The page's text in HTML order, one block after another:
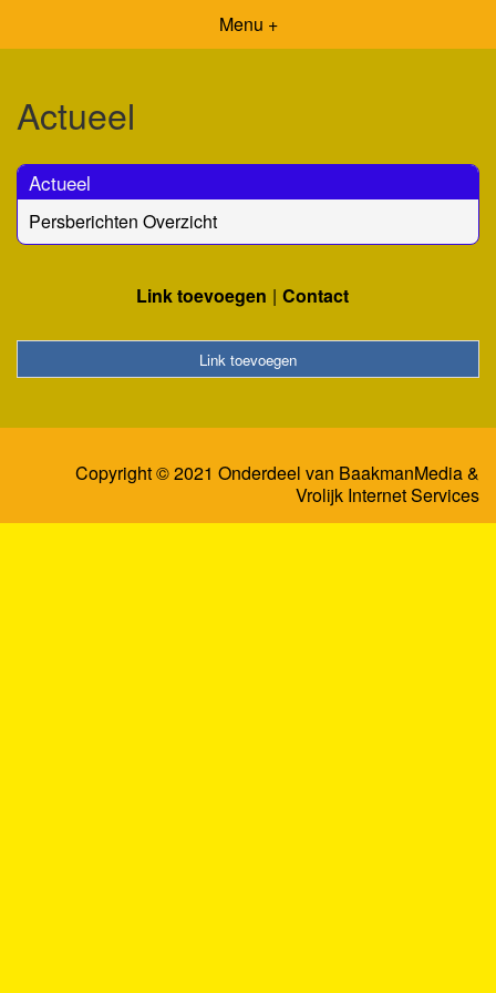
Menu +
Actueel
Actueel
Persberichten Overzicht
Link toevoegen Contact
Link toevoegen
Copyright © 2021 Onderdeel van BaakmanMedia&
Vrolijk Internet Services